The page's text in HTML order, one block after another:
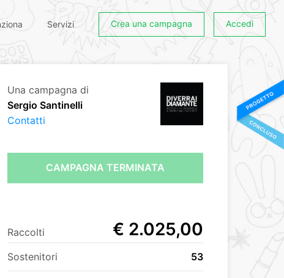
Servizi Crea una campagna Accedi
Una campagna di
Sergio Santinelli
Contatti
CAMPAGNA TERMINATA
Raccolti € 2.025,00
Sostenitori 53